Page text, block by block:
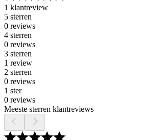
1 klantreview
5 sterren
0 reviews
4 sterren
0 reviews
3 sterren
1 review
2 sterren
0 reviews
1 ster
0 reviews
Meeste sterren klantreviews